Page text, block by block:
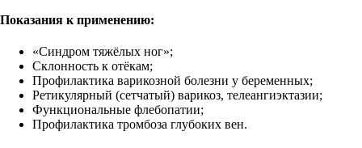
Показания к применению:
«Синдром тяжёлых ног»;
Склонность к отёкам;
Профилактика варикозной болезни у беременных;
Ретикулярный (сетчатый) варикоз, телеангиэктазии;
Функциональные флебопатии;
Профилактика тромбоза глубоких вен.